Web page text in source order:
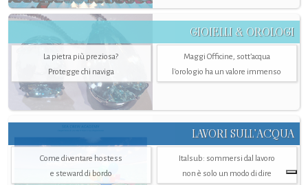
GIOIELLI & OROLOGI
La pietra più preziosa?
Protegge chi naviga
Maggi Officine, sott’acqua
l'orologio ha un valore immenso
LAVORI SULL’ACQUA
Come diventare hostess
e steward di bordo
Italsub: sommersi dal lavoro
non è solo un modo di dire